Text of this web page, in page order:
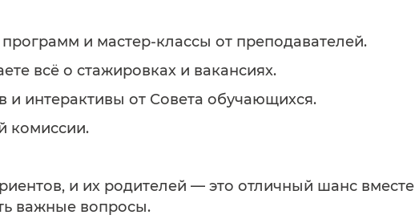
и мастер-классы от преподавателей.
всё о стажировках и вакансиях.
и интерактивы от Совета обучающихся.
комиссии.
и их родителей — это отличный шанс вместе
важные вопросы.